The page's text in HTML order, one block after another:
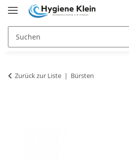
Zurück zur Liste Bürsten